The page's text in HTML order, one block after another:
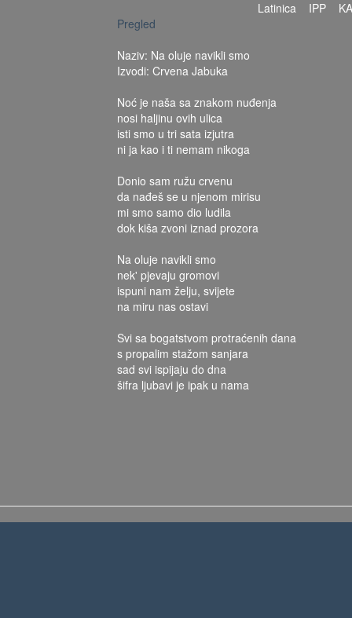
Latinica IPP
Pregled
Naziv: Na oluje navikli smo
Izvodi: Crvena Jabuka
Noć je naša sa znakom nuđenja
nosi haljinu ovih ulica
isti smo u tri sata izjutra
ni ja kao i ti nemam nikoga
Donio sam ružu crvenu
da nađeš se u njenom mirisu
mi smo samo dio ludila
dok kiša zvoni iznad prozora
Na oluje navikli smo
nek' pjevaju gromovi
ispuni nam želju, svijete
na miru nas ostavi
Svi sa bogatstvom protraćenih dana
s propalim stažom sanjara
sad svi ispijaju do dna
šifra ljubavi je ipak u nama